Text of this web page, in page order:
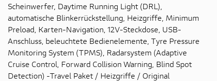
Scheinwerfer, Daytime Running Light (DRL),
automatische Blinkerrückstellung, Heizgriffe, Minimum
Preload, Karten-Navigation, 12V-Steckdose, USB-
Anschluss, beleuchtete Bedienelemente, Tyre Pressure
Monitoring System (TPMS), Radarsystem (Adaptive
Cruise Control, Forward Collision Warning, Blind Spot
Detection) -Travel Paket / Heizgriffe / Original